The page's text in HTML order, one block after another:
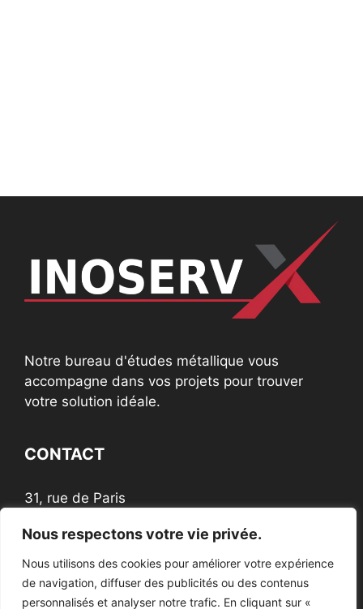
Nous respectons votre vie privée.
Nous utilisons des cookies pour améliorer votre expérience
de navigation, diffuser des publicités ou des contenus
personnalisés et analyser notre trafic. En cliquant sur «
Notre bureau d'études métallique vous
accompagne dans vos projets pour trouver
votre solution idéale.
CONTACT
31, rue de Paris
NOUS SUIVRE